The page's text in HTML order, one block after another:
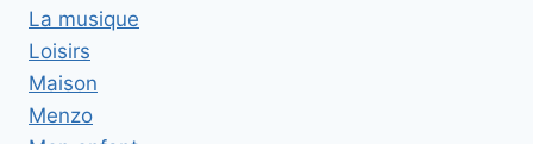
La musique
Loisirs
Maison
Menzo